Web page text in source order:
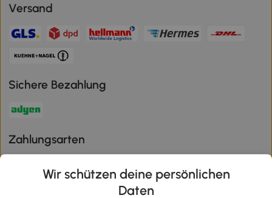
Versand
Sichere Bezahlung
Zahlungsarten
Wir schützen deine persönlichen
Daten